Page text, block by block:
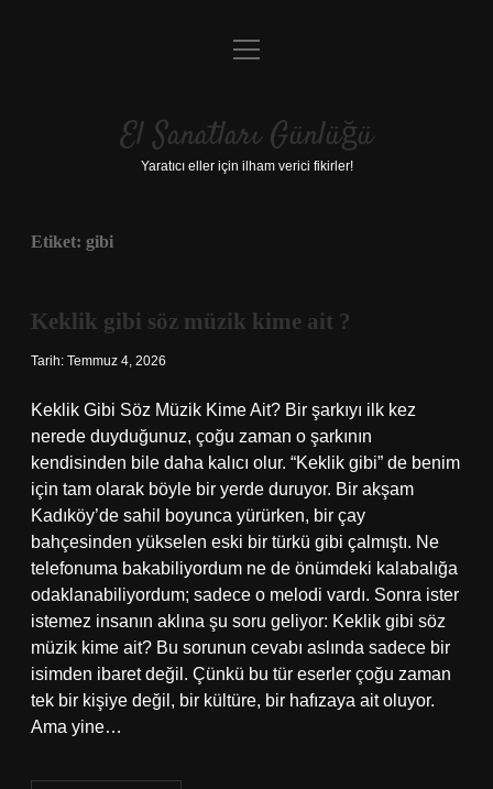
Anasayfa
Yasal Uyarı
menüyü
El Sanatları Günlüğü
Yaratıcı eller için ilham verici fikirler!
Etiket: gibi
Keklik gibi söz müzik kime ait ?
Tarih: Temmuz 4, 2026
Keklik Gibi Söz Müzik Kime Ait? Bir şarkıyı ilk kez
nerede duyduğunuz, çoğu zaman o şarkının
kendisinden bile daha kalıcı olur. “Keklik gibi” de benim
için tam olarak böyle bir yerde duruyor. Bir akşam
Kadıköy’de sahil boyunca yürürken, bir çay
bahçesinden yükselen eski bir türkü gibi çalmıştı. Ne
telefonuma bakabiliyordum ne de önümdeki kalabalığa
odaklanabiliyordum; sadece o melodi vardı. Sonra ister
istemez insanın aklına şu soru geliyor: Keklik gibi söz
müzik kime ait? Bu sorunun cevabı aslında sadece bir
isimden ibaret değil. Çünkü bu tür eserler çoğu zaman
tek bir kişiye değil, bir kültüre, bir hafızaya ait oluyor.
Ama yine…